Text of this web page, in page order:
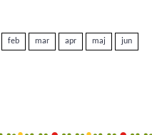
feb mar apr maj jun